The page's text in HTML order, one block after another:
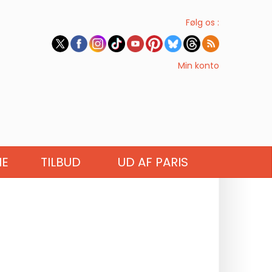
Følg os :
Min konto
TILBUD UD AF PARIS